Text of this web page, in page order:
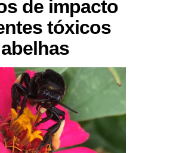
de impacto
tóxicos